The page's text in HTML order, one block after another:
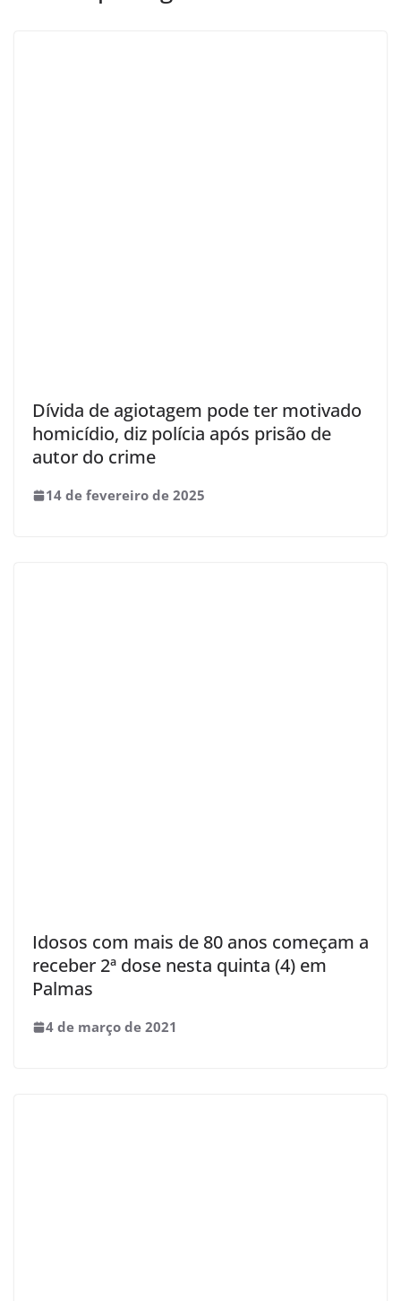
Dívida de agiotagem pode ter motivado
homicídio, diz polícia após prisão de
autor do crime
14 de fevereiro de 2025
Idosos com mais de 80 anos começam a
receber 2ª dose nesta quinta (4) em
Palmas
4 de março de 2021